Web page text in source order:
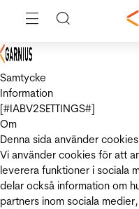
Samtycke
Information
[#IABV2SETTINGS#]
Om
Denna sida använder cookies
Vi använder cookies för att
leverera funktioner i sociala
delar också information om
partners inom sociala